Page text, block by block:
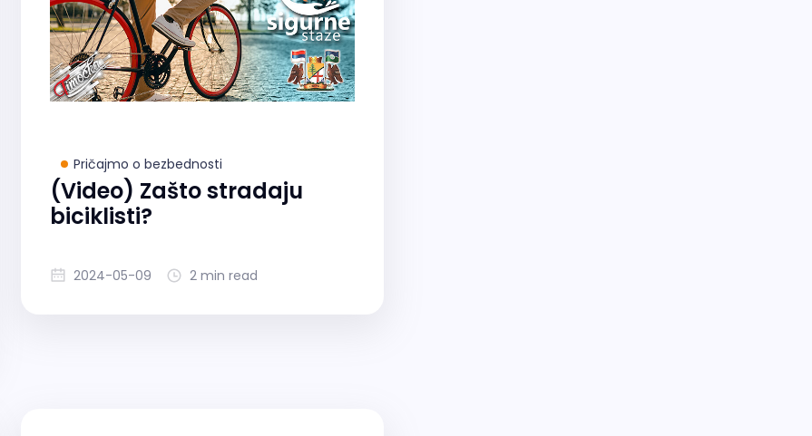
Pričajmo o bezbednosti
(Video) Zašto stradaju
biciklisti?
2024-05-09 2 min read